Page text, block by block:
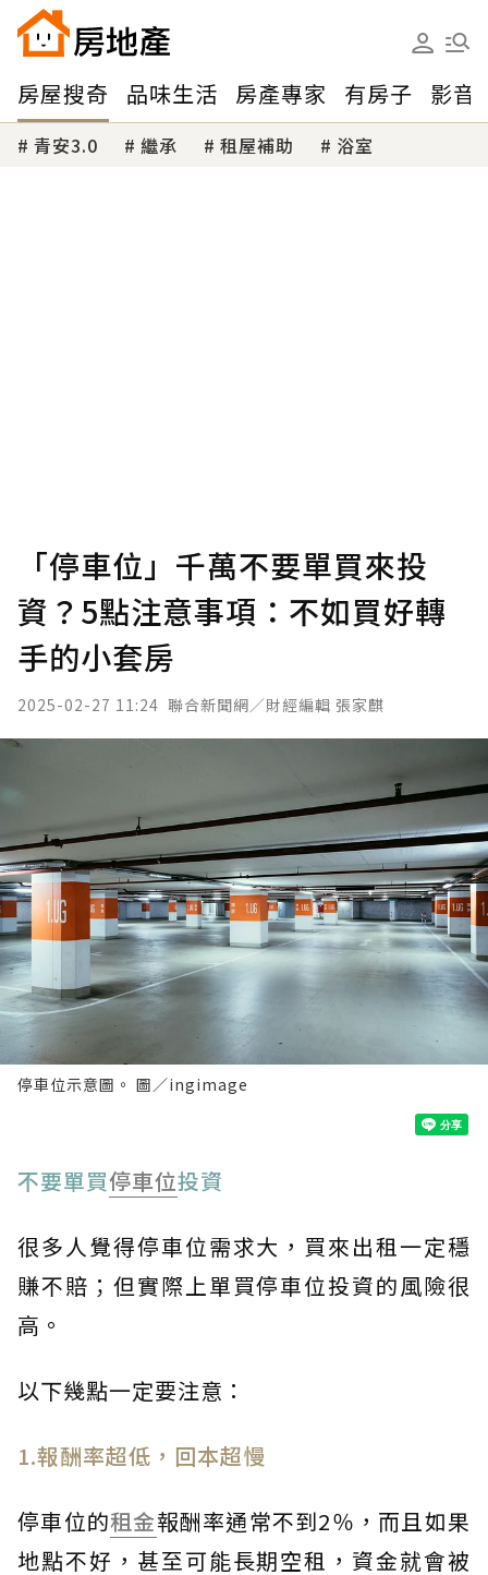
房屋搜奇 品味生活 房產專家 有房子 影音
青安3.0 繼承 租屋補助 浴室
「停車位」千萬不要單買來投
資？5點注意事項：不如買好轉
手的小套房
2025-02-27 11:24 聯合新聞網／財經編輯 張家麒
停車位示意圖。 圖／ingimage
不要單買停車位投資
很多人覺得停車位需求大，買來出租一定穩
賺不賠；但實際上單買停車位投資的風險很
高。
以下幾點一定要注意：
1.報酬率超低，回本超慢
停車位的租金報酬率通常不到2％，而且如果
地點不好，甚至可能長期空租，資金就會被